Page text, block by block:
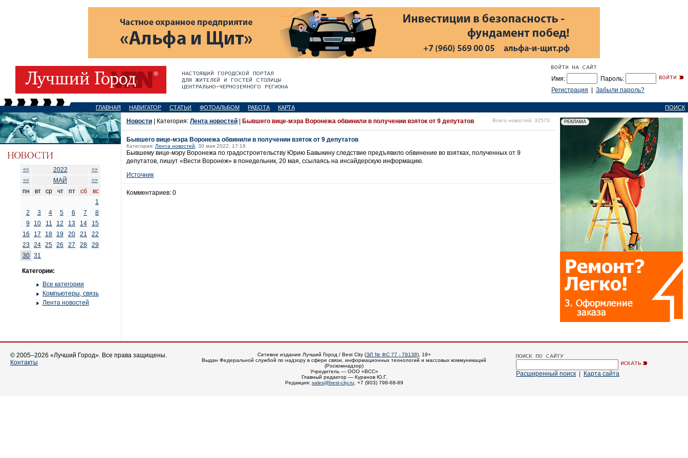
Имя:
Пароль:
Регистрация
Забыли пароль?
ГЛАВНАЯ НАВИГАТОР СТАТЬИ ФОТОАЛЬБОМ РАБОТА КАРТА ПОИСК
<< 2022
>>
<<
МАЙ >>
пн вт ср чт пт сб
вс
1
2
3 4 5 6 7
8
9
10 11 12 13 14
15
16
17 18 19 20 21
22
23 24 25 26 27 28
29
30 31
Категории:
Все категории
Компьютеры, связь
Лента новостей
Новости | Категория: Лента новостей Бывшего вице-мэра Воронежа обвинили в получении взяток от 9 депутатов Всего новостей: 32573
Бывшего вице-мэра Воронежа обвинили в получении взяток от 9 депутатов
Категория: Лента новостей , 30 мая 2022, 17:16
Бывшему вице-мэру Воронежа по градостроительству Юрию Бавыкину следствие предъявило обвинение во взятках, полученных от 9
депутатов, пишут «Вести Воронеж» в понедельник, 20 мая, ссылаясь на инсайдерскую информацию.
Источник
Комментариев: 0
© 2005–2026 «Лучший Город». Все права защищены.
Контакты
Сетевое издание Лучший Город / Best City (ЭЛ № ФС 77 - 79138), 18+
Выдан Федеральной службой по надзору в сфере связи, информационных технологий и массовых коммуникаций
(Роскомнадзор)
Учредитель — ООО «ВСС»
Главный редактор — Куранов Ю.Г.
Редакция: sales@best-city.ru , +7 (903) 798-68-89
Расширенный поиск Карта сайта